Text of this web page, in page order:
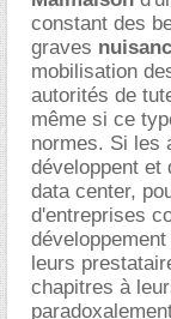
constant des
graves
mobilisation
autorités de
même si ce
normes. Si les
développent et
data center,
d'entreprises
leurs
chapitres à